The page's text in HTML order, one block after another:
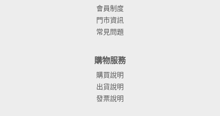
會員制度
門市資訊
常見問題
購物服務
購買說明
出貨說明
發票說明